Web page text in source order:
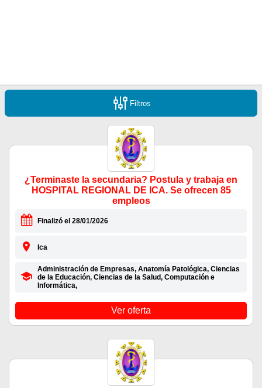
Filtros
¿Terminaste la secundaria? Postula y trabaja en
HOSPITAL REGIONAL DE ICA. Se ofrecen 85
empleos
Finalizó el 28/01/2026
Ica
Administración de Empresas, Anatomía Patológica, Ciencias
de la Educación, Ciencias de la Salud, Computación e
Informática,
Ver oferta